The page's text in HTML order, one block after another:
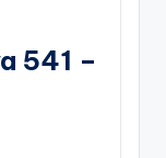
541 –